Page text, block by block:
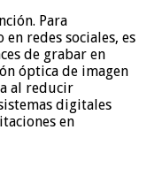
Para
redes sociales, es
de grabar en
óptica de imagen
al reducir
digitales
en